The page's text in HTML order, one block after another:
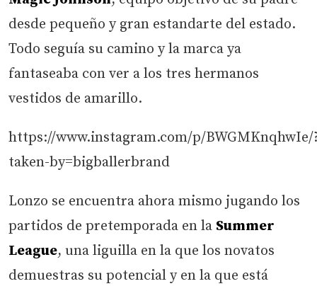
desde pequeño y gran estandarte del estado.
Todo seguía su camino y la marca ya
fantaseaba con ver a los tres hermanos
vestidos de amarillo.
https://www.instagram.com/p/BWGMKnqhwIe/
taken-by=bigballerbrand
Lonzo se encuentra ahora mismo jugando los
partidos de pretemporada en la Summer
League, una liguilla en la que los novatos
demuestras su potencial y en la que está